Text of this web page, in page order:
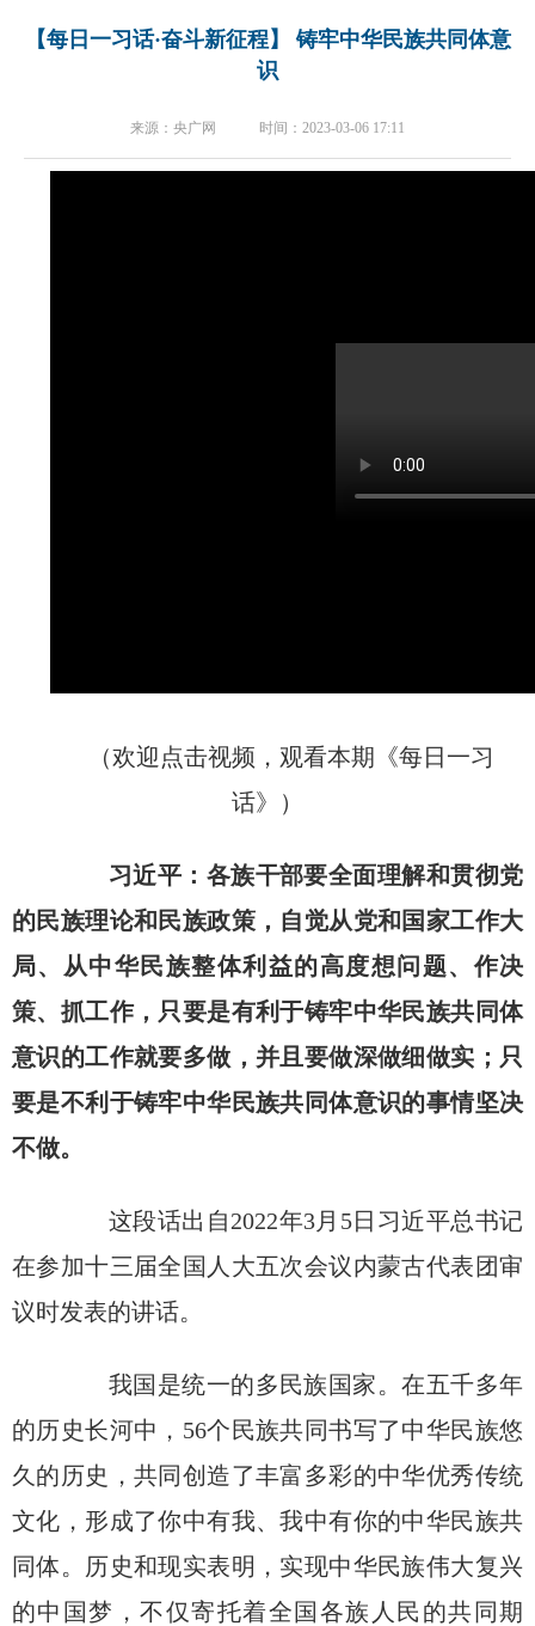
【每日一习话·奋斗新征程】 铸牢中华民族共同体意
识
来源：央广网 时间：2023-03-06 17:11
（欢迎点击视频，观看本期《每日一习
话》）
习近平：各族干部要全面理解和贯彻党
的民族理论和民族政策，自觉从党和国家工作大
局、从中华民族整体利益的高度想问题、作决
策、抓工作，只要是有利于铸牢中华民族共同体
意识的工作就要多做，并且要做深做细做实；只
要是不利于铸牢中华民族共同体意识的事情坚决
不做。
这段话出自2022年3月5日习近平总书记
在参加十三届全国人大五次会议内蒙古代表团审
议时发表的讲话。
我国是统一的多民族国家。在五千多年
的历史长河中，56个民族共同书写了中华民族悠
久的历史，共同创造了丰富多彩的中华优秀传统
文化，形成了你中有我、我中有你的中华民族共
同体。历史和现实表明，实现中华民族伟大复兴
的中国梦，不仅寄托着全国各族人民的共同期